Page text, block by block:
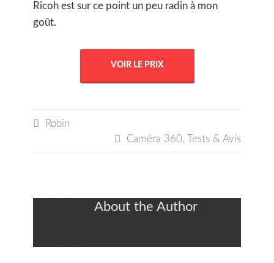
Ricoh est sur ce point un peu radin à mon
goût.
VOIR LE PRIX
 Robin
 Caméra 360, Tests & Avis
About the Author